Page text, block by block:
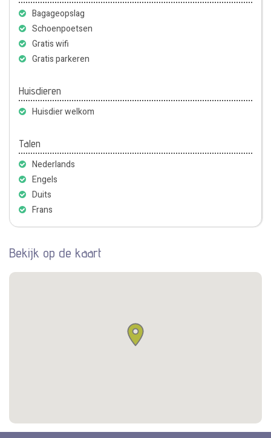
Bagageopslag
Schoenpoetsen
Gratis wifi
Gratis parkeren
Huisdieren
Huisdier welkom
Talen
Nederlands
Engels
Duits
Frans
Bekijk op de kaart